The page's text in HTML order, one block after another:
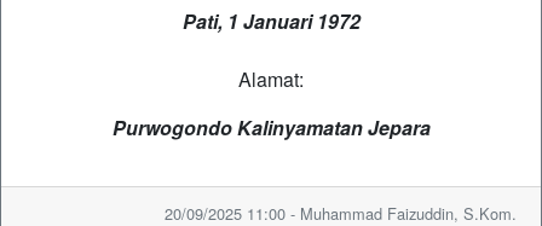
Pati, 1 Januari 1972
Alamat:
Purwogondo Kalinyamatan Jepara
20/09/2025 11:00 - Muhammad Faizuddin, S.Kom.